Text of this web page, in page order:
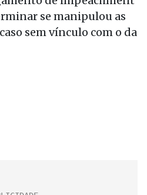
se manipulou as
sem vínculo com o da